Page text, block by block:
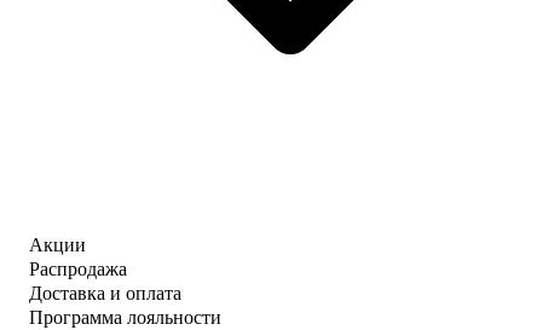
Акции
Распродажа
Доставка и оплата
Программа лояльности